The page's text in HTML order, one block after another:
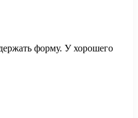
форму. У хорошего